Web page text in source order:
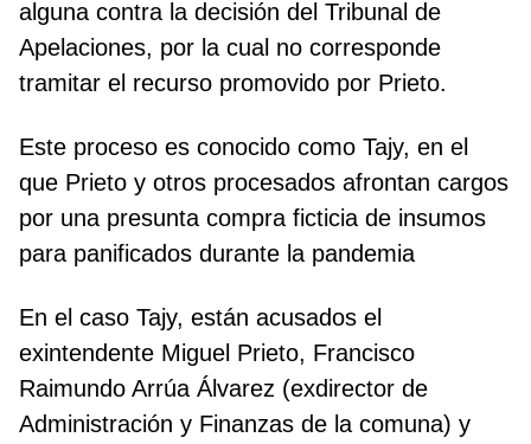
alguna contra la decisión del Tribunal de
Apelaciones, por la cual no corresponde
tramitar el recurso promovido por Prieto.
Este proceso es conocido como Tajy, en el
que Prieto y otros procesados afrontan cargos
por una presunta compra ficticia de insumos
para panificados durante la pandemia
En el caso Tajy, están acusados el
exintendente Miguel Prieto, Francisco
Raimundo Arrúa Álvarez (exdirector de
Administración y Finanzas de la comuna) y